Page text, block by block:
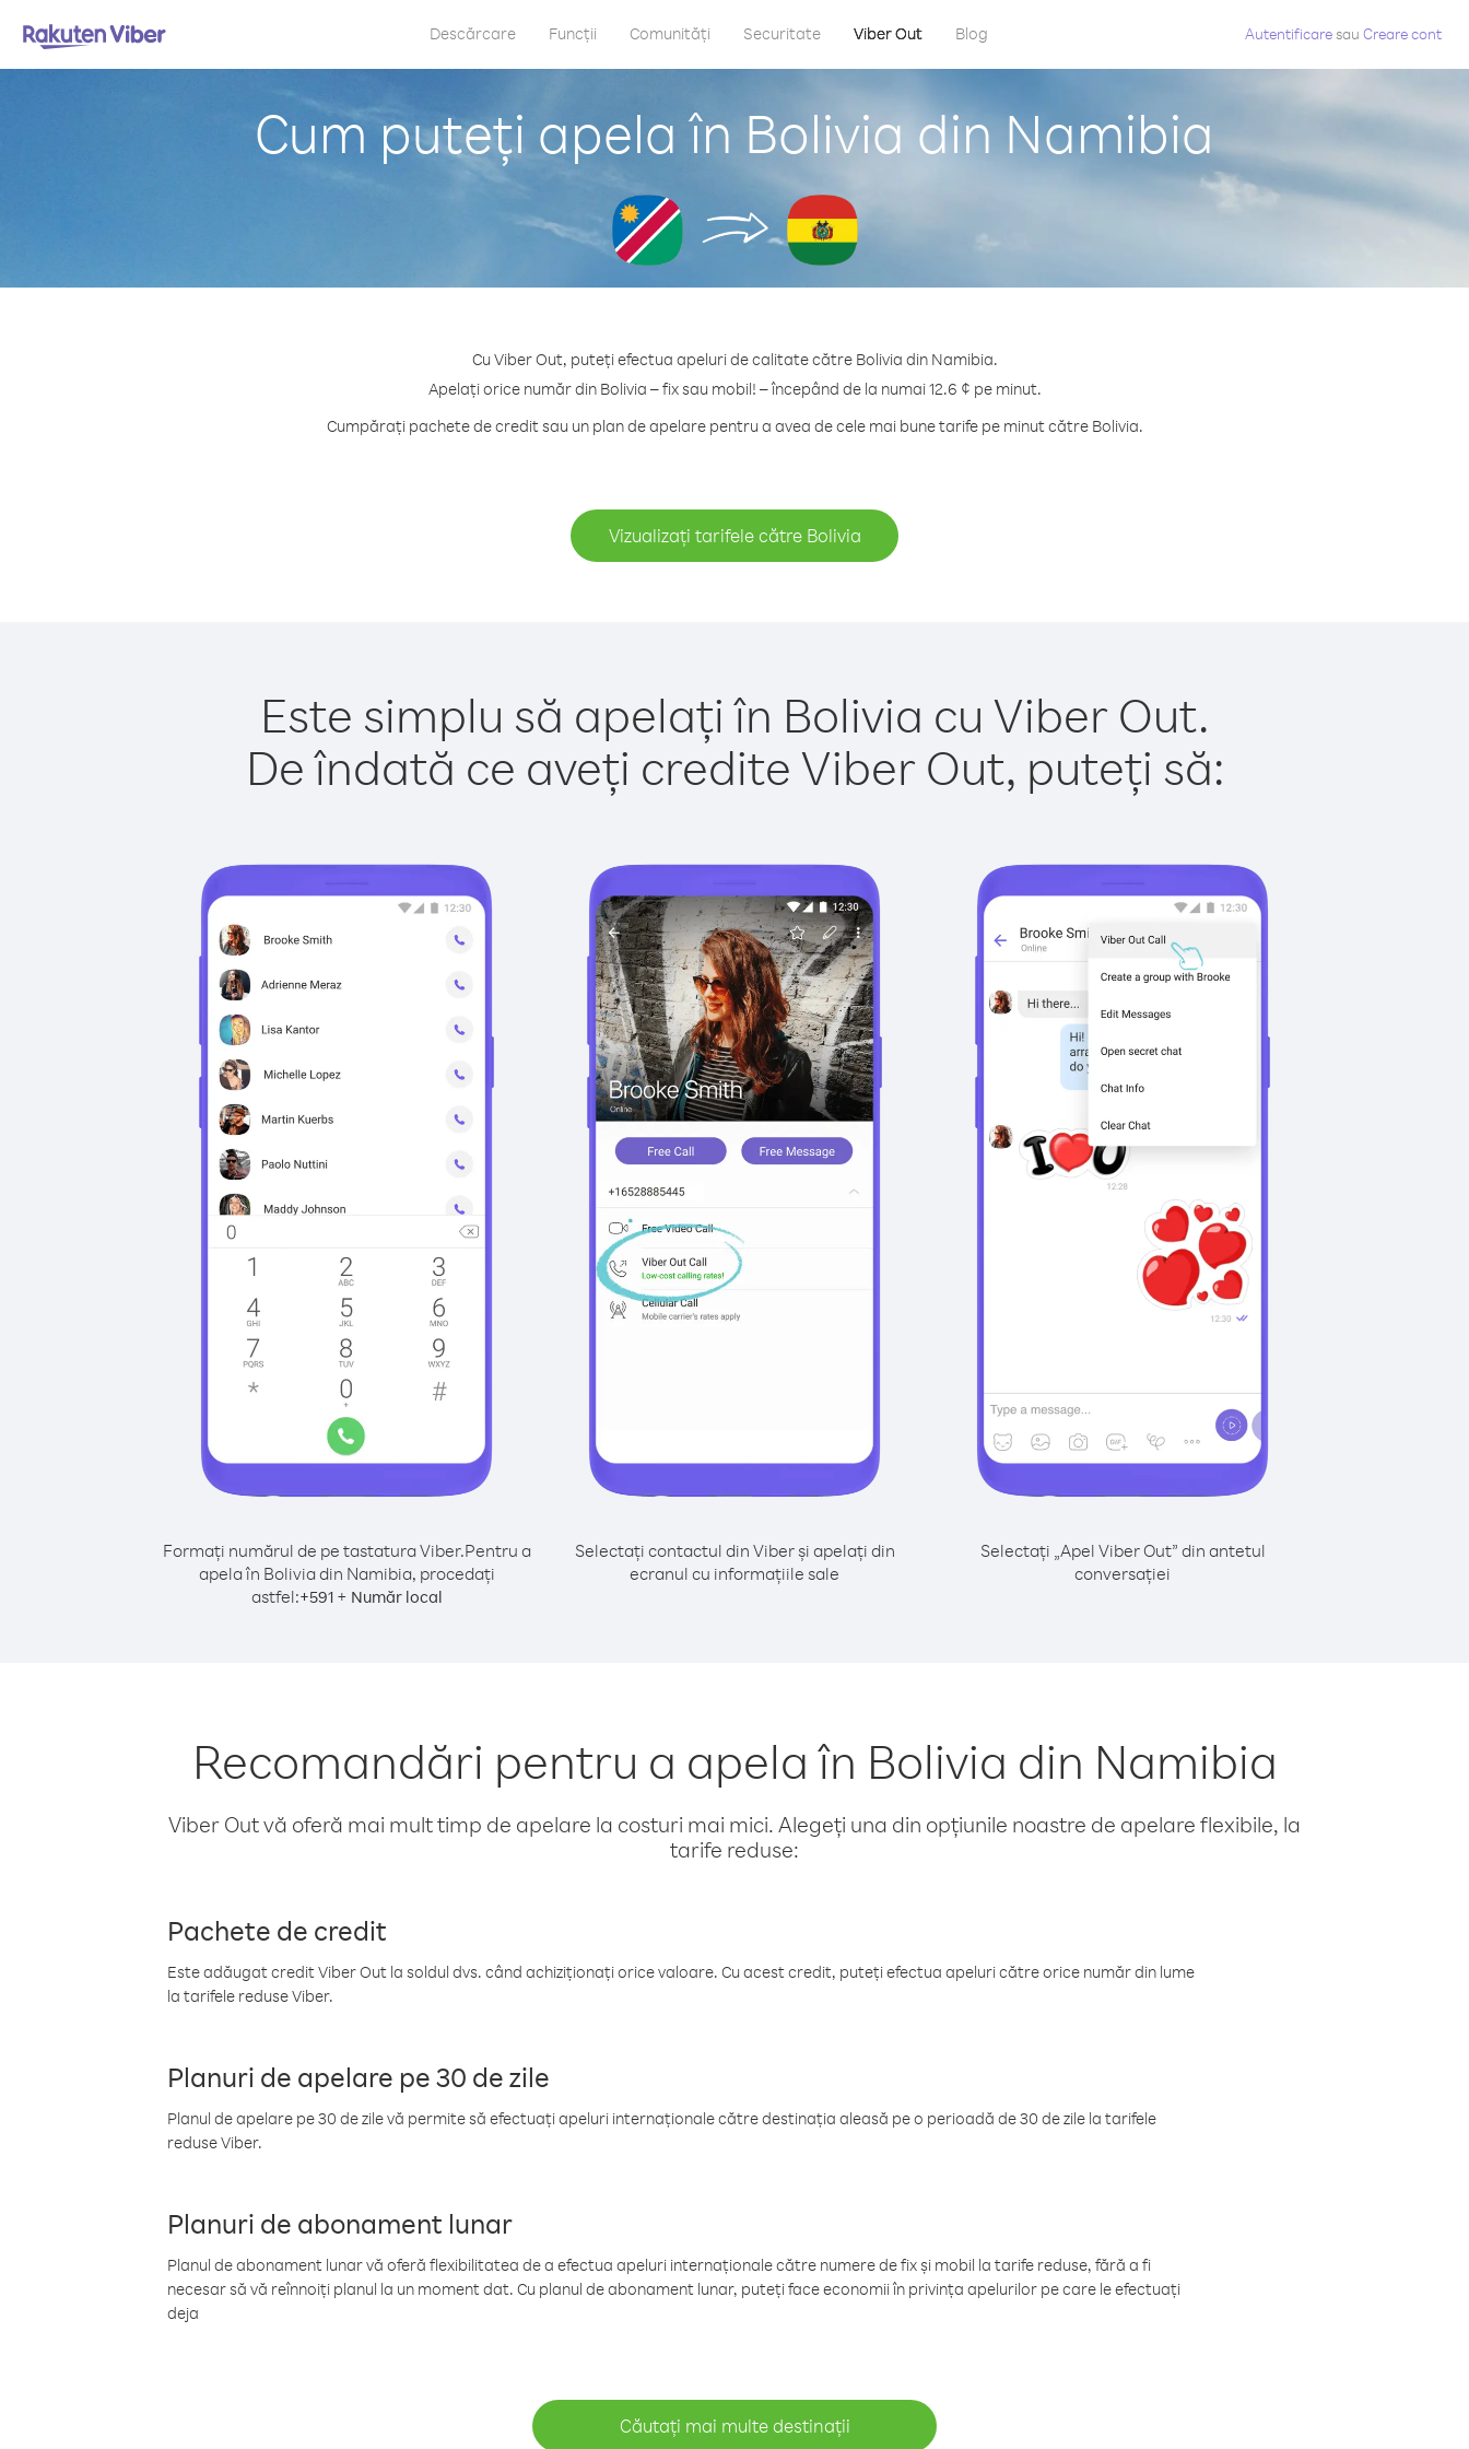
Descărcare Funcții Comunități Securitate Viber Out Blog Autentificaresau Creare cont
Cum puteți apela în Bolivia din Namibia
Cu Viber Out, puteți efectua apeluri de calitate către Bolivia din Namibia.
Apelați orice număr din Bolivia – fix sau mobil! – începând de la numai 12.6 ¢ pe minut.
Cumpărați pachete de credit sau un plan de apelare pentru a avea de cele mai bune tarife pe minut către Bolivia.
Vizualizați tarifele către Bolivia
Este simplu să apelați în Bolivia cu Viber Out.
De îndată ce aveți credite Viber Out, puteți să:
Formați numărul de pe tastatura Viber.Pentru a
apela în Bolivia din Namibia, procedați
astfel:+591+ Număr local
Selectați contactul din Viber și apelați din
ecranul cu informațiile sale
Selectați „Apel Viber Out” din antetul
conversației
Recomandări pentru a apela în Bolivia din Namibia
Viber Out vă oferă mai mult timp de apelare la costuri mai mici. Alegeți una din opțiunile noastre de apelare flexibile, la
tarife reduse:
Pachete de credit
Este adăugat credit Viber Out la soldul dvs. când achiziționați orice valoare. Cu acest credit, puteți efectua apeluri către orice număr din lume
la tarifele reduse Viber.
Planuri de apelare pe 30 de zile
Planul de apelare pe 30 de zile vă permite să efectuați apeluri internaționale către destinația aleasă pe o perioadă de 30 de zile la tarifele
reduse Viber.
Planuri de abonament lunar
Planul de abonament lunar vă oferă flexibilitatea de a efectua apeluri internaționale către numere de fix și mobil la tarife reduse, fără a fi
necesar să vă reînnoiți planul la un moment dat. Cu planul de abonament lunar, puteți face economii în privința apelurilor pe care le efectuați
deja
Căutați mai multe destinații